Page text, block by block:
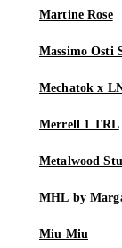
Martine Rose
Massimo Osti
Mechatok x
Merrell 1 TRL
Metalwood
MHL by
Miu Miu